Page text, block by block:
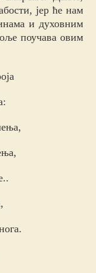
јер ће нам
и духовним
поучава овим